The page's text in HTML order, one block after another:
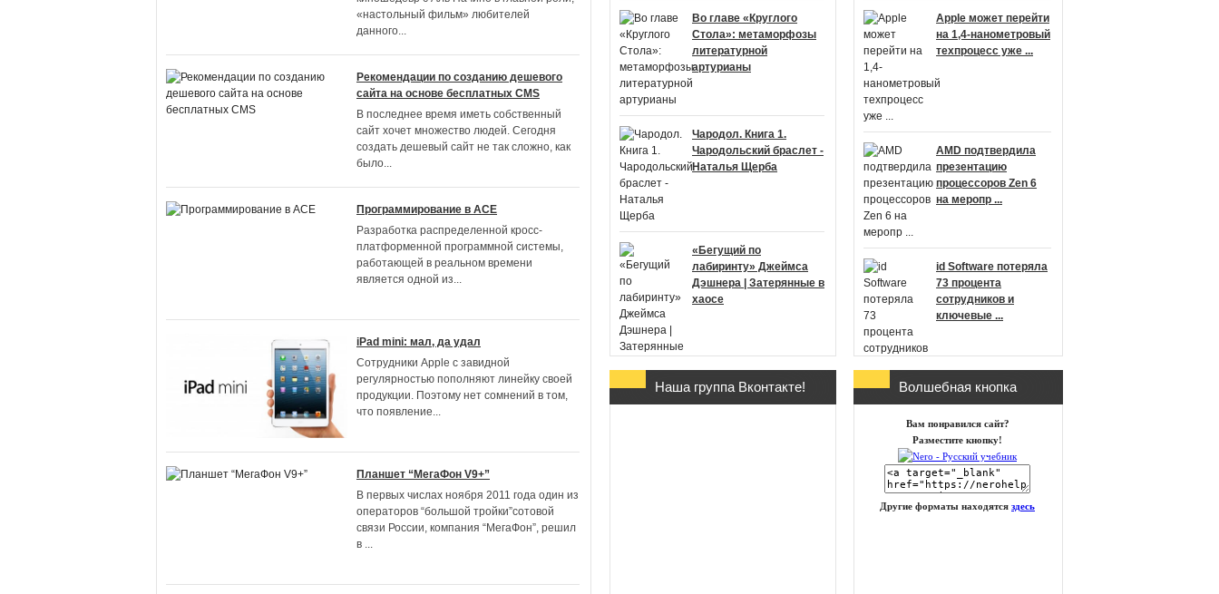
«настольный фильм» любителей
данного...
Рекомендации по созданию дешевого
сайта на основе бесплатных CMS
В последнее время иметь собственный
сайт хочет множество людей. Сегодня
создать дешевый сайт не так сложно, как
было...
Программирование в ACE
Разработка распределенной кросс-
платформенной программной системы,
работающей в реальном времени
является одной из...
iPad mini: мал, да удал
Сотрудники Apple с завидной
регулярностью пополняют линейку своей
продукции. Поэтому нет сомнений в том,
что появление...
Планшет “МегаФон V9+”
В первых числах ноября 2011 года один из
операторов “большой тройки”сотовой
связи России, компания “МегаФон”, решил
в ...
Во главе «Круглого
Стола»: метаморфозы
литературной
артурианы
Чародол. Книга 1.
Чародольский браслет -
Наталья Щерба
«Бегущий по
лабиринту» Джеймса
Дэшнера | Затерянные в
хаосе
Гарри Поттер и Дары
Наша группа Вконтакте!
Apple может перейти
на 1,4-нанометровый
техпроцесс уже ...
AMD подтвердила
презентацию
процессоров Zen 6
на меропр ...
id Software потеряла
73 процента
сотрудников и
ключевые ...
анонсировала новые
игры в Xbox Game
Pass на п ...
Волшебная кнопка
Вам понравился сайт?
Разместите кнопку!
Другие форматы находятся здесь